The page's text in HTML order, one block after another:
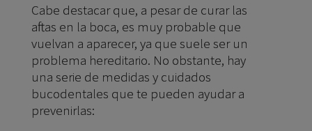
Cabe destacar que, a pesar de curar las
aftas en la boca, es muy probable que
vuelvan a aparecer, ya que suele ser un
problema hereditario. No obstante, hay
una serie de medidas y cuidados
bucodentales que te pueden ayudar a
prevenirlas: